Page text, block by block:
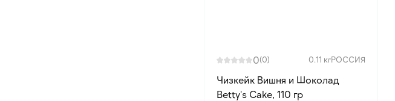
0(0) 0.11 кгРОССИЯ
Чизкейк Вишня и Шоколад
Betty's Cake, 110 гр